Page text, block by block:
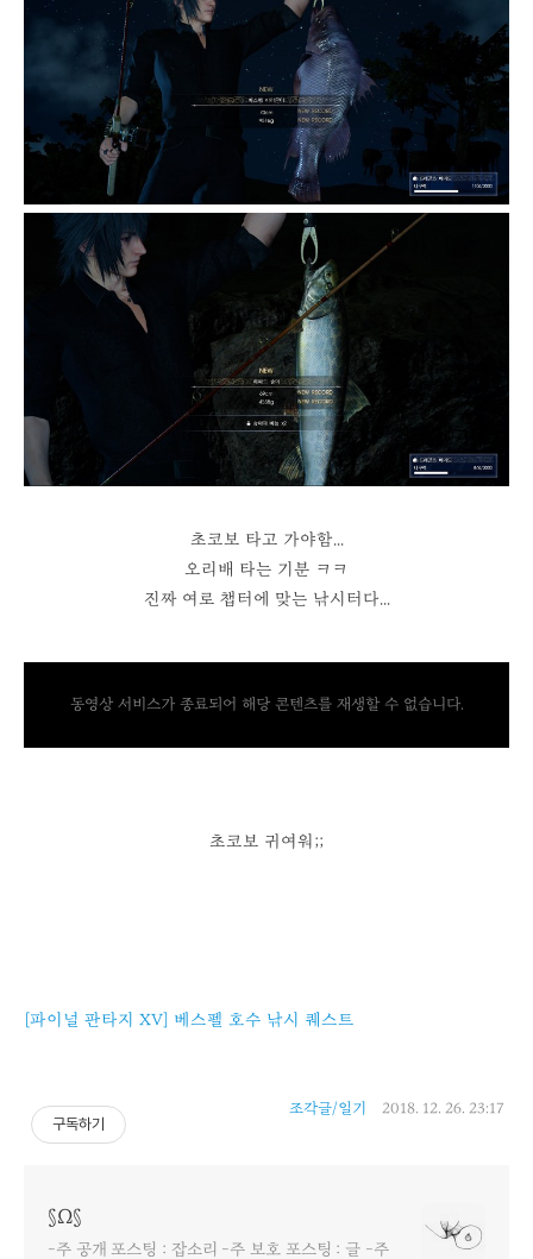
초코보 타고 가야함...
오리배 타는 기분 ㅋㅋ
진짜 여로 챕터에 맞는 낚시터다...
동영상 서비스가 종료되어 해당 콘텐츠를 재생할 수 없습니다.
초코보 귀여워;;
[파이널 판타지 XV] 베스펠 호수 낚시 퀘스트
구독하기
조각글/일기 2018. 12. 26. 23:17
§Ω§
-주 공개 포스팅 : 잡소리 -주 보호 포스팅 : 글 -주